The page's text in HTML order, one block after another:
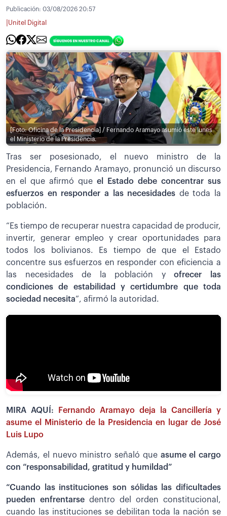
Publicación: 03/08/2026 20:57
Unitel Digital
[Foto: Oficina de la Presidencia] / Fernando Aramayo asumió este lunes
el Ministerio de la Presidencia.
Tras ser posesionado, el nuevo ministro de la
Presidencia, Fernando Aramayo, pronunció un discurso
en el que afirmó que el Estado debe concentrar sus
esfuerzos en responder a las necesidades de toda la
población.
“Es tiempo de recuperar nuestra capacidad de producir,
invertir, generar empleo y crear oportunidades para
todos los bolivianos. Es tiempo de que el Estado
concentre sus esfuerzos en responder con eficiencia a
las necesidades de la población yofrecer las
condiciones de estabilidad y certidumbre que toda
sociedad necesita”, afirmó la autoridad.
MIRA AQUÍ:
Fernando Aramayo deja la Cancillería y
asume el Ministerio de la Presidencia en lugar de José
Luis Lupo
Además, el nuevo ministro señaló que asume el cargo
con “responsabilidad, gratitud y humildad”
“Cuando las instituciones son sólidas las dificultades
pueden enfrentarse dentro del orden constitucional,
cuando las instituciones se debilitan toda la nación se